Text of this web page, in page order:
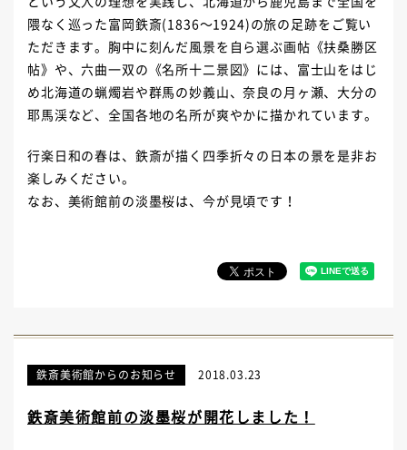
隈なく巡った富岡鉄斎(1836～1924)の旅の足跡をご覧い
ただきます。胸中に刻んだ風景を自ら選ぶ画帖《扶桑勝区
帖》や、六曲一双の《名所十二景図》には、富士山をはじ
め北海道の蝋燭岩や群馬の妙義山、奈良の月ヶ瀬、大分の
耶馬渓など、全国各地の名所が爽やかに描かれています。
行楽日和の春は、鉄斎が描く四季折々の日本の景を是非お
楽しみください。
なお、美術館前の淡墨桜は、今が見頃です！
鉄斎美術館からのお知らせ 2018.03.23
鉄斎美術館前の淡墨桜が開花しました！